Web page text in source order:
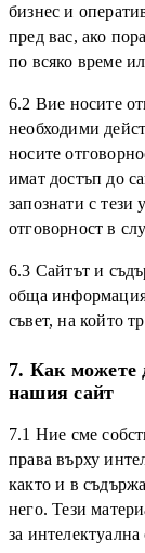
бизнес и
пред вас, ако
по всяко време
6.2 Вие носите
необходими
носите
имат достъп до
запознати с тези
отговорност в
6.3 Сайтът и
обща
съвет, на който
7. Как можете
нашия сайт
7.1 Ние сме
права върху
както и в
него. Тези
за